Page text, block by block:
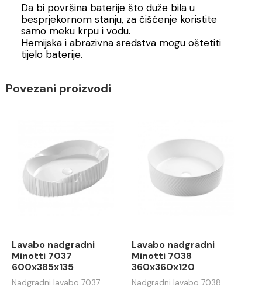
Da bi površina baterije što duže bila u
besprjekornom stanju, za čišćenje koristite
samo meku krpu i vodu.
Hemijska i abrazivna sredstva mogu oštetiti
tijelo baterije.
Povezani proizvodi
Lavabo nadgradni
Minotti 7037
600x385x135
Nadgradni lavabo 7037
Lavabo nadgradni
Minotti 7038
360x360x120
Nadgradni lavabo 7038